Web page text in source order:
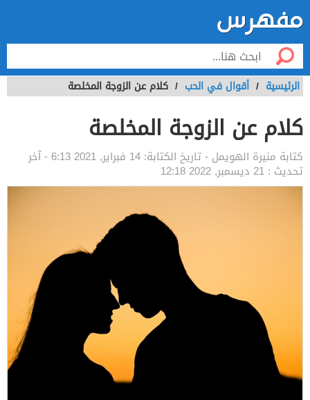
الرئيسية / أقوال في الحب / كلام عن الزوجة المخلصة
كلام عن الزوجة المخلصة
كتابة منيرة الهويمل - تاريخ الكتابة: 14 فبراير, 2021 6:13 - آخر
تحديث : 21 ديسمبر, 2022 12:18